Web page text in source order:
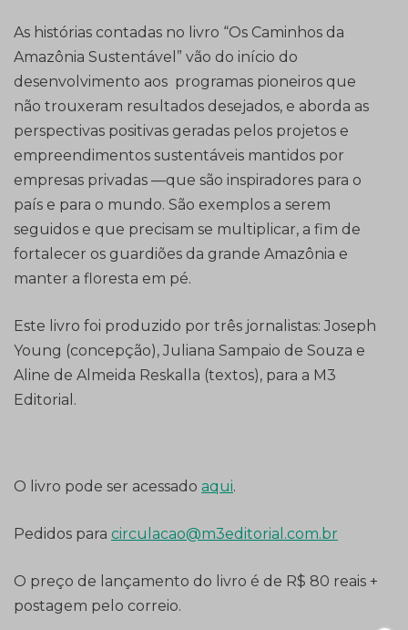
As histórias contadas no livro “Os Caminhos da
Amazônia Sustentável” vão do início do
desenvolvimento aos programas pioneiros que
não trouxeram resultados desejados, e aborda as
perspectivas positivas geradas pelos projetos e
empreendimentos sustentáveis mantidos por
empresas privadas —que são inspiradores para o
país e para o mundo. São exemplos a serem
seguidos e que precisam se multiplicar, a fim de
fortalecer os guardiões da grande Amazônia e
manter a floresta em pé.
Este livro foi produzido por três jornalistas: Joseph
Young (concepção), Juliana Sampaio de Souza e
Aline de Almeida Reskalla (textos), para a M3
Editorial.
O livro pode ser acessado aqui.
Pedidos para circulacao@m3editorial.com.br
O preço de lançamento do livro é de R$ 80 reais +
postagem pelo correio.